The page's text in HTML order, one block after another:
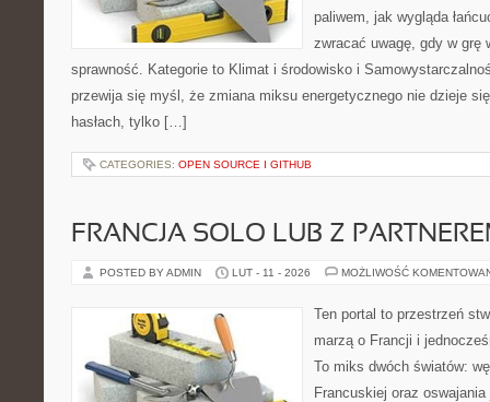
paliwem, jak wygląda
zwracać uwagę, gdy w grę
sprawność. Kategorie to Klimat i środowisko i
przewija się myśl, że zmiana miksu energetycznego nie dzieje
hasłach, tylko […]
CATEGORIES: OPEN SOURCE I GITHUB
FRANCJA SOLO LUB Z
POSTED BY ADMIN LUT - 11 - 2026 MOŻLIWOŚĆ
Ten portal to przestrzeń
marzą o Francji i
To miks dwóch światów:
Francuskiej oraz